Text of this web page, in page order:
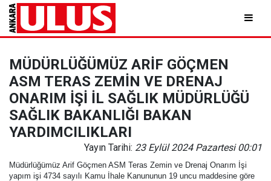
MÜDÜRLÜĞÜMÜZ ARİF GÖÇMEN
ASM TERAS ZEMİN VE DRENAJ
ONARIM İŞİ İL SAĞLIK MÜDÜRLÜĞÜ
SAĞLIK BAKANLIĞI BAKAN
YARDIMCILIKLARI
Yayın Tarihi: 23 Eylül 2024 Pazartesi 00:01
Müdürlüğümüz Arif Göçmen ASM Teras Zemin ve Drenaj Onarım İşi
yapım işi 4734 sayılı Kamu İhale Kanununun 19 uncu maddesine göre